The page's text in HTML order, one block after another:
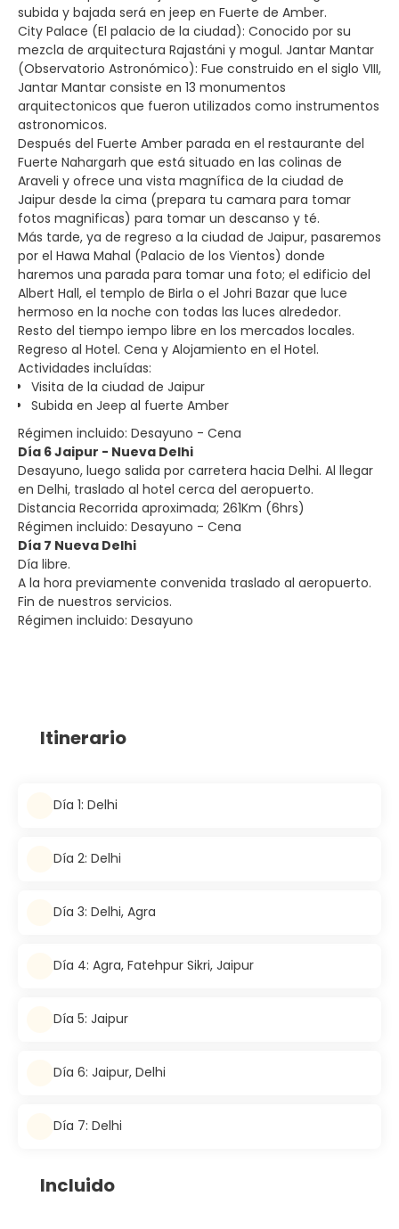
subida y bajada será en jeep en Fuerte de Amber.
City Palace (El palacio de la ciudad): Conocido por su
mezcla de arquitectura Rajastáni y mogul. Jantar Mantar
(Observatorio Astronómico): Fue construido en el siglo VIII,
Jantar Mantar consiste en 13 monumentos
arquitectonicos que fueron utilizados como instrumentos
astronomicos.
Después del Fuerte Amber parada en el restaurante del
Fuerte Nahargarh que está situado en las colinas de
Araveli y ofrece una vista magnífica de la ciudad de
Jaipur desde la cima (prepara tu camara para tomar
fotos magnificas) para tomar un descanso y té.
Más tarde, ya de regreso a la ciudad de Jaipur, pasaremos
por el Hawa Mahal (Palacio de los Vientos) donde
haremos una parada para tomar una foto; el edificio del
Albert Hall, el templo de Birla o el Johri Bazar que luce
hermoso en la noche con todas las luces alrededor.
Resto del tiempo iempo libre en los mercados locales.
Regreso al Hotel. Cena y Alojamiento en el Hotel.
Actividades incluídas:
Visita de la ciudad de Jaipur
Subida en Jeep al fuerte Amber
Régimen incluido: Desayuno - Cena
Día 6 Jaipur - Nueva Delhi
Desayuno, luego salida por carretera hacia Delhi. Al llegar
en Delhi, traslado al hotel cerca del aeropuerto.
Distancia Recorrida aproximada; 261Km (6hrs)
Régimen incluido: Desayuno - Cena
Día 7 Nueva Delhi
Día libre.
A la hora previamente convenida traslado al aeropuerto.
Fin de nuestros servicios.
Régimen incluido: Desayuno
Itinerario
Día 1: Delhi
Día 2: Delhi
Día 3: Delhi, Agra
Día 4: Agra, Fatehpur Sikri, Jaipur
Día 5: Jaipur
Día 6: Jaipur, Delhi
Día 7: Delhi
Incluido